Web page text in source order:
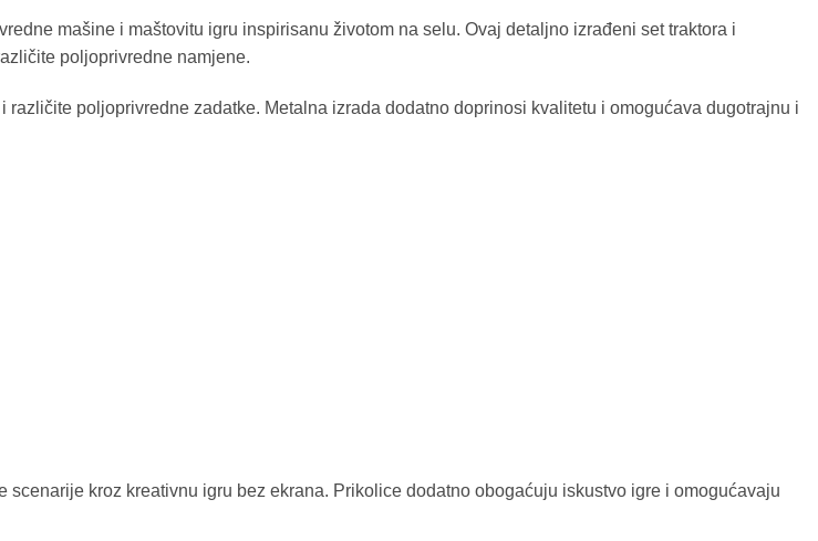
mašine i maštovitu igru inspirisanu životom na selu. Ovaj detaljno izrađeni set traktora i
poljoprivredne namjene.
poljoprivredne zadatke. Metalna izrada dodatno doprinosi kvalitetu i omogućava dugotrajnu i
kroz kreativnu igru bez ekrana. Prikolice dodatno obogaćuju iskustvo igre i omogućavaju